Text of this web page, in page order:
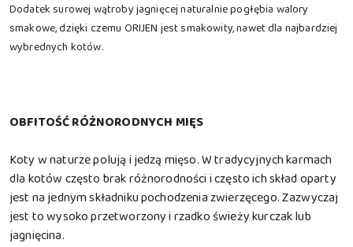
Dodatek surowej wątroby jagnięcej naturalnie pogłębia walory
smakowe, dzięki czemu ORIJEN jest smakowity, nawet dla najbardziej
wybrednych kotów.
OBFITOŚĆ RÓŻNORODNYCH MIĘS
Koty w naturze polują i jedzą mięso. W tradycyjnych karmach
dla kotów często brak różnorodności i często ich skład oparty
jest na jednym składniku pochodzenia zwierzęcego. Zazwyczaj
jest to wysoko przetworzony i rzadko świeży kurczak lub
jagnięcina.